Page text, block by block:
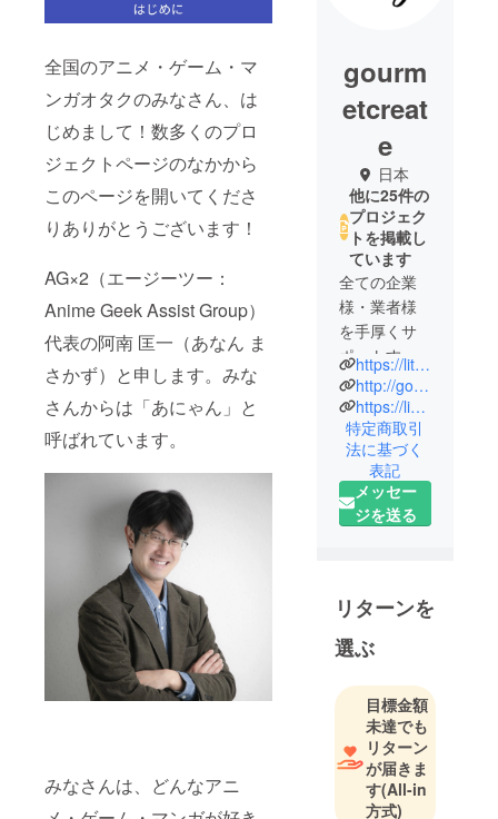
全国のアニメ・ゲーム・マ
ンガオタクのみなさん、は
じめまして！数多くのプロ
ジェクトページのなかから
このページを開いてくださ
りありがとうございます！
AG×2（エージーツー：
Anime Geek Assist Group）
代表の阿南 匡一（あなん ま
さかず）と申します。みな
さんからは「あにゃん」と
呼ばれています。
みなさんは、どんなアニ
gourm
etcreat
e
日本
他に25件の
プロジェク
トを掲載し
ています
全ての企業
様・業者様
を手厚くサ
ポートする
ビジネスモ
デルを行っ
ています。
Ringsは夢や
目標に向
かって頑
張っている
してもらい
ながら
手を取り合
つが輪にな
り日本を元
気にするこ
とを目的と
します。
https://lit.link/inforings
http://gourmet-create.jp/
https://linkfly.to/rings2021
特定商取引
法に基づく
表記
メッセー
ジを送る
リターンを
選ぶ
目標金額
未達でも
リターン
が届きま
す(All-in
方式)